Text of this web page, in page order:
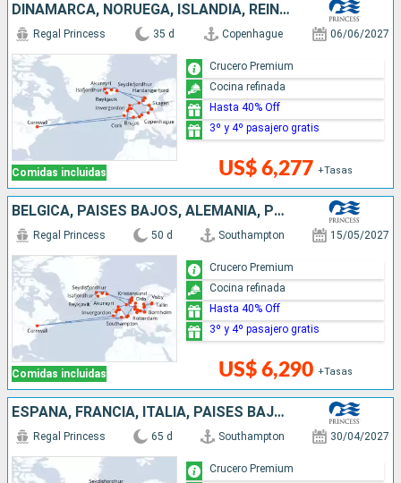
DINAMARCA, NORUEGA, ISLANDIA, REINO UNIDO, BÉLGICA, CANADÁ, IRLANDA, PAISES BAJOS, ALEMANIA
Comidas incluidas
Regal Princess 35 d Copenhague 06/06/2027
US$ 6,277 +Tasas
Crucero Premium
Cocina refinada
Hasta 40% Off
3º y 4º pasajero gratis
BÉLGICA, PAISES BAJOS, ALEMANIA, POLONIA, FINLANDIA, ESTONIA, SUECIA, DINAMARCA, NORUEGA, ISLANDIA, CANADÁ, IRLANDA, REINO UNIDO
Comidas incluidas
Regal Princess 50 d Southampton 15/05/2027
US$ 6,290 +Tasas
Crucero Premium
Cocina refinada
Hasta 40% Off
3º y 4º pasajero gratis
ESPAÑA, FRANCIA, ITALIA, PAISES BAJOS, NORUEGA, ALEMANIA, FINLANDIA, ESTONIA, SUECIA, POLONIA, DINAMARCA, ISLANDIA, REINO UNIDO, BÉLGICA, CANADÁ, IRLANDA
Regal Princess 65 d Southampton 30/04/2027
Crucero Premium